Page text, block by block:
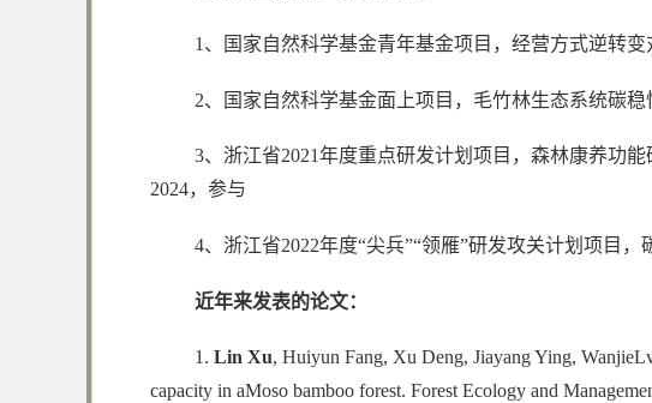
1、国家自然科学基金青年基金项目，经营方式逆转
2、国家自然科学基金面上项目，毛竹林生态系统碳
3、浙江省2021年度重点研发计划项目，森林康养功
2024，参与
4、浙江省2022年度“尖兵”“领雁”研发攻关计划项目
近年来发表的论文：
1. Lin Xu, Huiyun Fang, Xu Deng, Jiayang Ying,
capacity in aMoso bamboo forest. Forest Ecology and